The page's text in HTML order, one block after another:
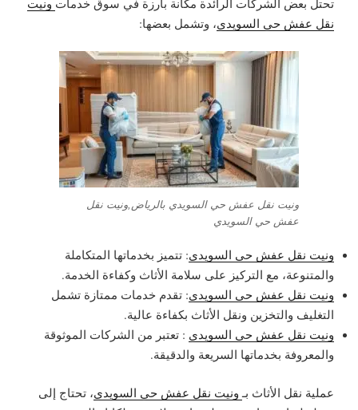
نقل عفش حي السويدي، وتشمل بعضها:
ونيت نقل عفش حي السويدي بالرياض,ونيت نقل
عفش حي السويدي
ونيت نقل عفش حي السويدي: تتميز بخدماتها المتكاملة
والمتنوعة، مع التركيز على سلامة الأثاث وكفاءة الخدمة.
ونيت نقل عفش حي السويدي: تقدم خدمات ممتازة تشمل
التغليف والتخزين ونقل الأثاث بكفاءة عالية.
ونيت نقل عفش حي السويدي : تعتبر من الشركات الموثوقة
والمعروفة بخدماتها السريعة والدقيقة.
عملية نقل الأثاث بـ ونيت نقل عفش حي السويدي، تحتاج إلى